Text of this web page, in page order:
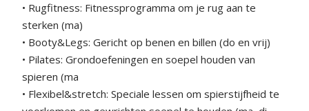
• Rugfitness: Fitnessprogramma om je rug aan te
sterken (ma)
• Booty&Legs: Gericht op benen en billen (do en vrij)
• Pilates: Grondoefeningen en soepel houden van
spieren (ma
• Flexibel&stretch: Speciale lessen om spierstijfheid te